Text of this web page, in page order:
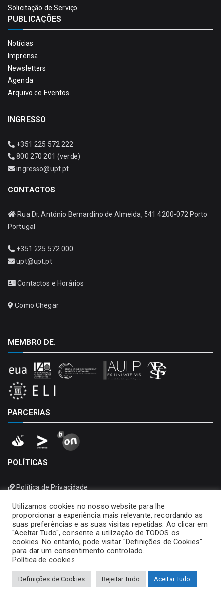
Solicitação de Serviço
PUBLICAÇÕES
Notícias
Imprensa
Newsletters
Agenda
Arquivo de Eventos
INGRESSO
+351 225 572 222
800 270 201 (verde)
ingresso@upt.pt
CONTACTOS
Rua Dr. António Bernardino de Almeida, 541 4200-072 Porto
Portugal
+351 225 572 000
upt@upt.pt
Contactos e Horários
Como Chegar
MEMBRO DE:
PARCERIAS
POLÍTICAS
Política de Privacidade
Utilizamos cookies no nosso website para lhe
proporcionar a experiência mais relevante, recordando as
suas preferências e as suas visitas repetidas. Ao clicar em
"Aceitar Tudo", consente a utilização de TODOS os
cookies. No entanto, pode visitar "Definições de Cookies"
para dar um consentimento controlado.
Política de cookies
Definições de Cookies Rejeitar Tudo Aceitar Tudo